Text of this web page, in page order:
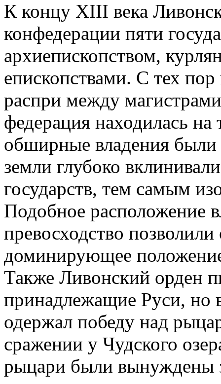
К концу XIII века
конфедерации пяти
архиепископством,
епископствами. С тех
распри между
федерация находилась
обширные владения были
земли глубоко
государств, тем самым
Подобное расположение
превосходство
доминирующее
Также Ливонский орден
принадлежащие Руси, но
одержал победу над
сражении у Чудского
рыцари были вынуждены